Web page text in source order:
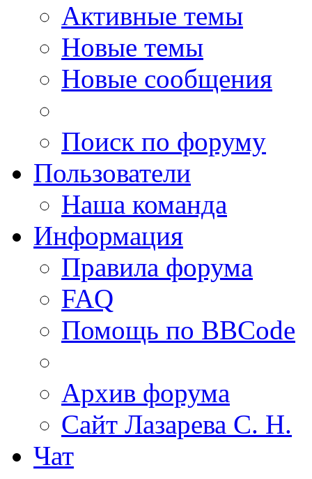
Активные темы
Новые темы
Новые сообщения
Поиск по форуму
Пользователи
Наша команда
Информация
Правила форума
FAQ
Помощь по BBCode
Архив форума
Сайт Лазарева С. Н.
Чат